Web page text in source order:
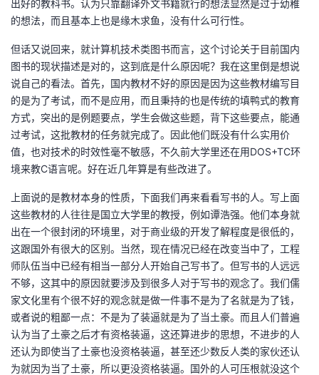
我
的
博
客
我
的
论
坛
我
的
圈
我
的
播
我
活
动
的
关
注
者
学
堂
我
的
课
我
的
证
我
实
验
的
收
藏
支
持
我
的
技
支
持
我
的
声
建
议
出好的教科书。认为只靠翻译外文书籍就行的想法显然是过于幼稚
的想法，而且基本上也是缘木求鱼，没有什么可行性。
但话又说回来，就计算机技术类图书而言，这个讨论关于目前国内
图书的现状描述是对的，这到底是什么原因呢？我在这里倒是想说
说自己的看法。首先，国内教材不好的原因是因为这些教材编写目
的是为了考试，而不是应用，而且秉持的也是传统的填鸭式的教育
方式，突出的是例题要点，学生会做这些题，背下这些要点，能通
过考试，这批教材的任务就完成了。因此他们既没有什么实用价
值，也对技术的时效性毫不敏感，不久前大学里还在用DOS+TC环
境来教C语言呢。好在近几年算是有些改进了。
上面说的是教材本身的性质，下面我们再来看看写书的人。写上面
这些教材的人往往是国立大学里的教授，例如谭浩强。他们本身就
出在一个很封闭的环境里，对于商业级的开发了解程度是很低的，
这跟国外有很大的区别。当然，现在情况已经在改变当中了，工程
师队伍当中已经有相当一部分人开始自己写书了。但写书的人远远
不够，这其中的原因就要涉及到很多人对于写书的观念了。我们儒
家文化里有个很不好的观念就是做一件事不是为了名就是为了钱，
或者说的粗鄙一点：不是为了装逼就是为了当土豪。而且人们普遍
认为当了土豪之后才有资格装逼，这还算进步的思想，不进步的人
还认为即使当了土豪也没资格装逼，甚至还少数反人类的家伙还认
为就因为当了土豪，所以更没资格装逼。国外的人可压根就没这个